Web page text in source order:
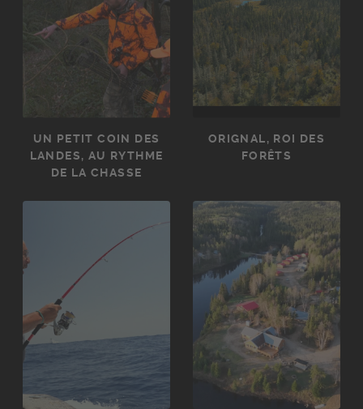
UN PETIT COIN DES
LANDES, AU RYTHME
DE LA CHASSE
ORIGNAL, ROI DES
FORÊTS